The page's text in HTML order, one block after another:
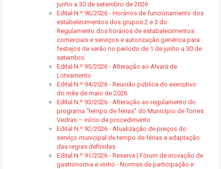
junho a 30 de setembro de 2026
Edital N.º 96/2026 - Horários de funcionamento dos
estabelecimentos dos grupos 2 e 3 do
Regulamento dos horários de estabalecimentos
comerciais e serviços e autorização genérica para
festejos de verão no período de 1 de junho a 30 de
setembro
Edital N.º 95/2026 - Alteração ao Alvará de
Loteamento
Edital N.º 94/2026 - Reunião pública do executivo
do mês de maio de 2026
Edital N.º 93/2026 - Alteração ao regulamento do
programa “tempo de férias” do Município de Torres
Vedras – início de procedimento
Edital N.º 92/2026 - Atualização de preços do
serviço municipal de tempo de férias e adaptação
das regras definidas
Edital N.º 91/2026 - Reserva | Fórum de inovação de
gastronomia e vinho - Normas de participação e